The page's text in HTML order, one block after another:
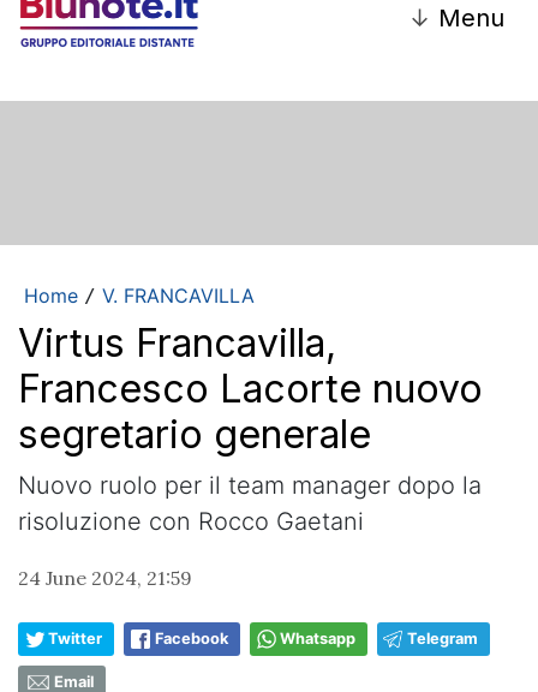
↓ Menu
Home / V. FRANCAVILLA
Virtus Francavilla,
Francesco Lacorte nuovo
segretario generale
Nuovo ruolo per il team manager dopo la
risoluzione con Rocco Gaetani
24 June 2024, 21:59
Twitter Facebook Whatsapp Telegram
Email